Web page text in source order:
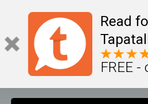
Read
FREE -